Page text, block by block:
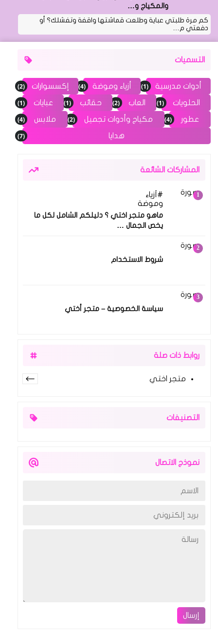
والمكياج و…
كم مرة طلبتي عباية وطلعت قماشتها واقفة وتفشلك؟ أو
دفعتي م…
التسميات
أدوات مدرسية (1) أزياء وموضة (4) إكسسوارات (2)
الحلويات (1) العاب (2) حقائب (1) عبايات (1)
عطور (4) مكياج وأدوات تجميل (2) ملابس (4)
هدايا (7)
المشاركات الشائعة
أزياء
وموضة
ماهو متجر اختي ؟ دليلكم الشامل لكل ما
يخص الجمال …
شروط الاستخدام
سياسة الخصوصية – متجر أختي
روابط ذات صلة
متجر اختي
التصنيفات
نموذج الاتصال
إرسال